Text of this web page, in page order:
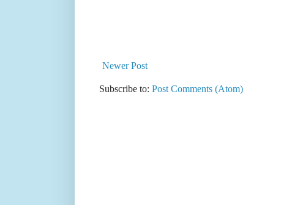
Newer Post
Subscribe to: Post Comments (Atom)